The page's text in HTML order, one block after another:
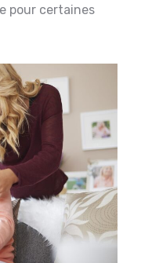
pour certaines